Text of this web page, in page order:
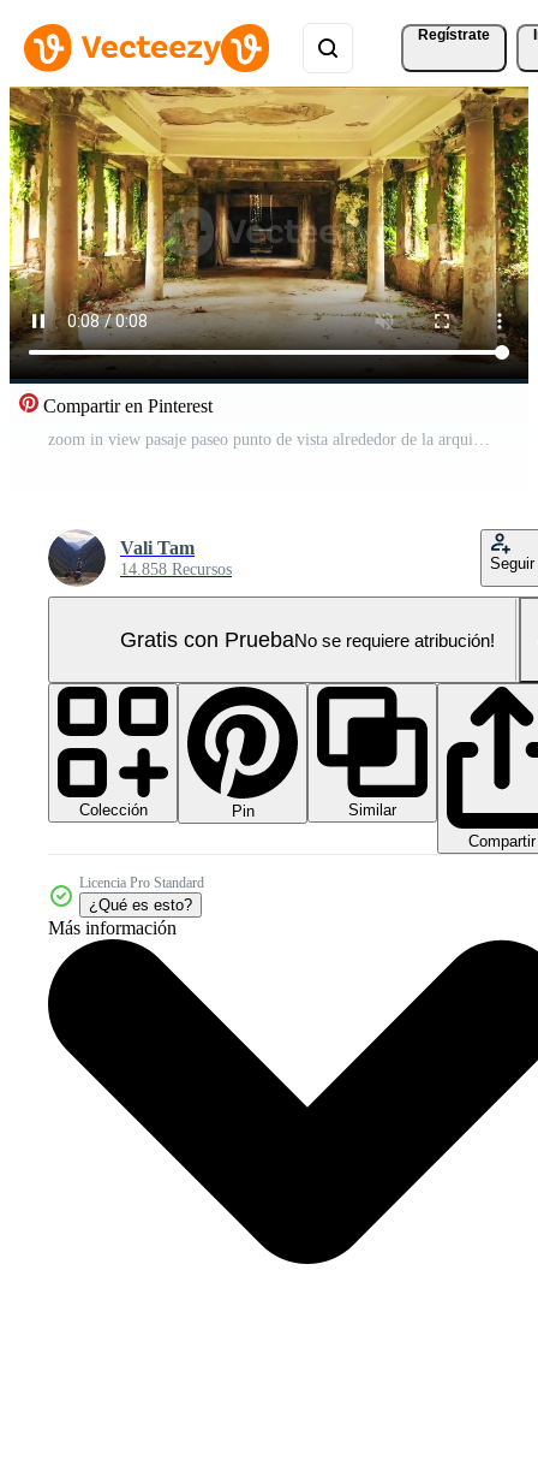
Regístrate
Compartir en Pinterest
zoom in view pasaje paseo punto de vista alrededor de la arquitectura estilo clásico del período estalinista y de decoración étnica georgiana con características góticas y romanas Vídeo Pro
Vali Tam
14.858 Recursos Seguir
Gratis con PruebaNo se requiere atribución!
Colección Pin
Similar
Compartir
Licencia Pro Standard
¿Qué es esto?
Más información